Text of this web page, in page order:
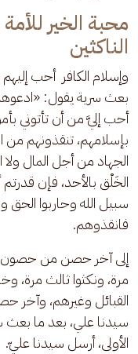
محبة الخير
الناكثين
وإسلام الكافر  أحب
بعث سرية يقول: «ادعوهم
أحب إليَّ من أن تأتوني
بإسلامهم، تنقذونهم من
الجهاد من أجل المال
الخَلْق بالأحد، فإن
سبيل الله وحاربوا الحق
فانقذوهم.
إلى آخر حصن من حصون
مرة، ونكثوا ثالث مرة،
القبائل وغيرهم، وآخر
سيدنا علي، بعد ما بعث
الأولى، أرسل سيدنا عليّ.